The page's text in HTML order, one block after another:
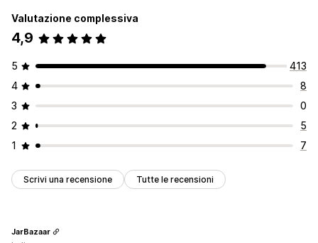
Valutazione complessiva
4,9
5
413
4
8
3
0
2
5
1
7
Scrivi una recensione Tutte le recensioni
JarBazaar